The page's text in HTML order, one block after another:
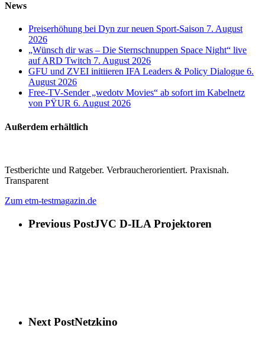
News
Preiserhöhung bei Dyn zur neuen Sport-Saison 7. August
2026
„Wünsch dir was – Die Sternschnuppen Space Night“ live
auf ARD Twitch 7. August 2026
GFU und ZVEI initiieren IFA Leaders & Policy Dialogue 6.
August 2026
Free-TV-Sender „wedotv Movies“ ab sofort im Kabelnetz
von PŸUR 6. August 2026
Außerdem erhältlich
Testberichte und Ratgeber. Verbraucherorientiert. Praxisnah.
Transparent
Zum etm-testmagazin.de
Previous PostJVC D-ILA Projektoren
Next PostNetzkino